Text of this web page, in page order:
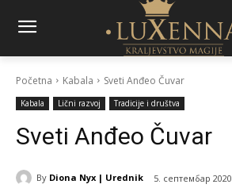
Početna Kabala Sveti Anđeo Čuvar
Kabala Lični razvoj Tradicije i društva
Sveti Anđeo Čuvar
By Diona Nyx | Urednik 5. септембар 2020.